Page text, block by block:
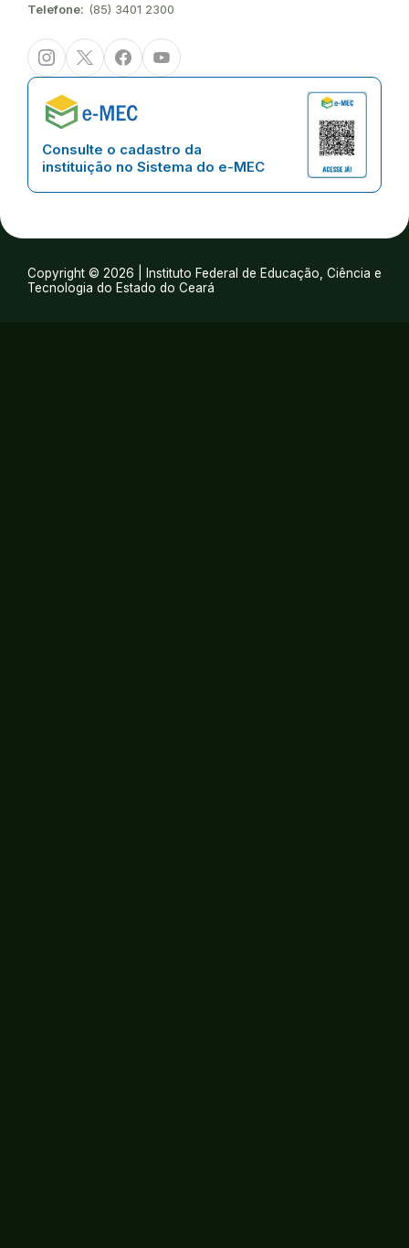
Telefone: (85) 3401 2300
InstagramTwitter/XFacebookYoutube
Consulte o cadastro da
instituição no Sistema do e-MEC
Copyright © 2026 | Instituto Federal de Educação, Ciência e
Tecnologia do Estado do Ceará